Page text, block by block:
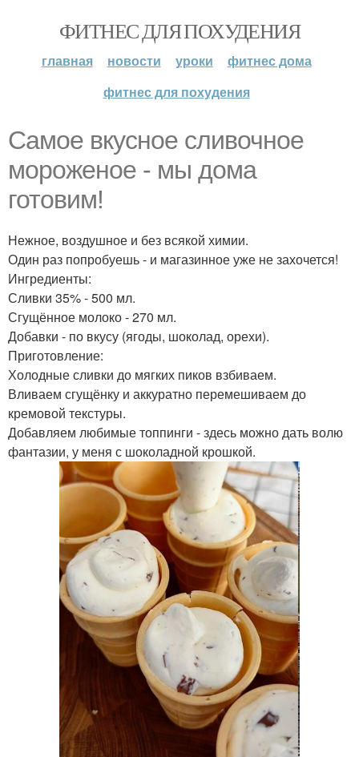
ФИТНЕС ДЛЯ ПОХУДЕНИЯ
главная новости уроки
фитнес дома
фитнес для похудения
Самое вкусное сливочное
мороженое - мы дома
готовим!
Нежное, воздушное и без всякой химии.
Один раз попробуешь - и магазинное уже не захочется!
Ингредиенты:
Сливки 35% - 500 мл.
Сгущённое молоко - 270 мл.
Добавки - по вкусу (ягоды, шоколад, орехи).
Приготовление:
Холодные сливки до мягких пиков взбиваем.
Вливаем сгущёнку и аккуратно перемешиваем до
кремовой текстуры.
Добавляем любимые топпинги - здесь можно дать волю
фантазии, у меня с шоколадной крошкой.